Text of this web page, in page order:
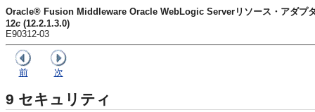
Oracle® Fusion Middleware Oracle WebLogic Serverリソース・アダプ
12c (12.2.1.3.0)
E90312-03
前 次
9 セキュリティ